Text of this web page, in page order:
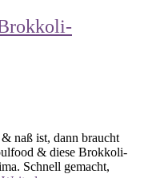
naß ist, dann braucht
& diese Brokkoli-
Schnell gemacht,